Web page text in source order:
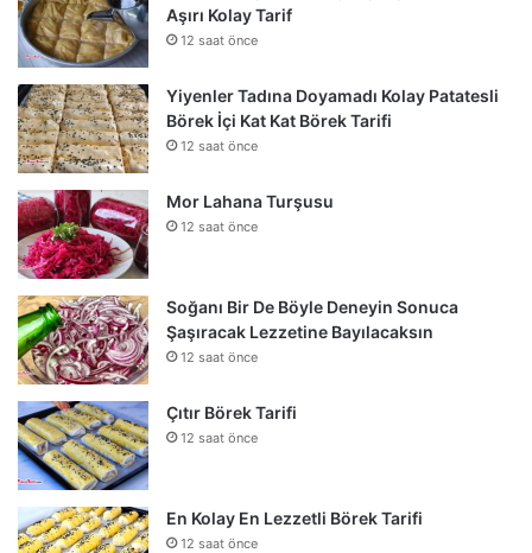
Aşırı Kolay Tarif
12 saat önce
Yiyenler Tadına Doyamadı Kolay Patatesli
Börek İçi Kat Kat Börek Tarifi
12 saat önce
Mor Lahana Turşusu
12 saat önce
Soğanı Bir De Böyle Deneyin Sonuca
Şaşıracak Lezzetine Bayılacaksın
12 saat önce
Çıtır Börek Tarifi
12 saat önce
En Kolay En Lezzetli Börek Tarifi
12 saat önce